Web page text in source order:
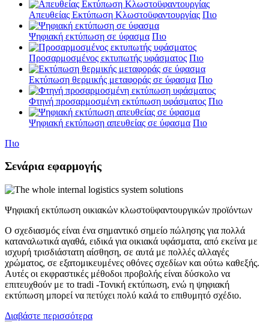
Απευθείας Εκτύπωση Κλωστοϋφαντουργίας Πιο
Ψηφιακή εκτύπωση σε ύφασμα Πιο
Προσαρμοσμένος εκτυπωτής υφάσματος Πιο
Εκτύπωση θερμικής μεταφοράς σε ύφασμα Πιο
Φτηνή προσαρμοσμένη εκτύπωση υφάσματος Πιο
Ψηφιακή εκτύπωση απευθείας σε ύφασμα Πιο
Πιο
Σενάρια εφαρμογής
Ψηφιακή εκτύπωση οικιακών κλωστοϋφαντουργικών προϊόντων
Ο σχεδιασμός είναι ένα σημαντικό σημείο πώλησης για πολλά
καταναλωτικά αγαθά, ειδικά για οικιακά υφάσματα, από εκείνα με
ισχυρή τρισδιάστατη αίσθηση, σε αυτά με πολλές αλλαγές
χρώματος, σε εξατομικευμένες οθόνες σχεδίων και ούτω καθεξής.
Αυτές οι εκφραστικές μέθοδοι προβολής είναι δύσκολο να
επιτευχθούν με το tradi -Τονική εκτύπωση, ενώ η ψηφιακή
εκτύπωση μπορεί να πετύχει πολύ καλά το επιθυμητό σχέδιο.
Διαβάστε περισσότερα